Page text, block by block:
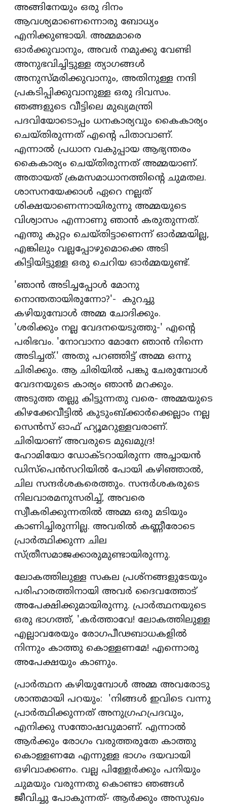
അങ്ങിനേയും ഒരു ദിനം
ആവശ്യമാണെന്നൊരു ബോധ്യം
എനിക്കുണ്ടായി. അമ്മമാരെ
ഓര്‍ക്കുവാനും, അവര്‍ നമുക്കു വേണ്ടി
അനുഭവിച്ചിട്ടുള്ള ത്യാഗങ്ങള്‍
അനുസ്മരിക്കുവാനും, അതിനുള്ള നന്ദി
പ്രകടിപ്പിക്കുവാനുള്ള ഒരു ദിവസം.
ഞങ്ങളുടെ വീട്ടിലെ മുഖ്യമന്ത്രി
പദവിയോടൊപ്പം ധനകാര്യവും കൈകാര്യം
ചെയ്തിരുന്നത് എന്റെ പിതാവാണ്.
എന്നാല്‍ പ്രധാന വകുപ്പായ ആഭ്യന്തരം
കൈകാര്യം ചെയ്തിരുന്നത് അമ്മയാണ്.
അതായത് ക്രമസമാധാനത്തിന്റെ ചുമതല.
ശാസനയേക്കാള്‍ ഏറെ നല്ലത്
ശിക്ഷയാണെന്നായിരുന്നു അമ്മയുടെ
വിശ്വാസം എന്നാണു ഞാന്‍ കരുതുന്നത്.
എന്തു കുറ്റം ചെയ്തിട്ടാണെന്ന് ഓര്‍മ്മയില്ല,
എങ്കിലും വല്ലപ്പോഴുമൊക്കെ അടി
കിട്ടിയിട്ടുള്ള ഒരു ചെറിയ ഓര്‍മ്മയുണ്ട്.
'ഞാന്‍ അടിച്ചപ്പോള്‍ മോനു
നൊന്തതായിരുന്നോ?'- കുറച്ചു
കഴിയുമ്പോള്‍ അമ്മ ചോദിക്കും.
'ശരിക്കും നല്ല വേദനയെടുത്തു-' എന്റെ
പരിഭവം. 'നോവാനാ മോനേ ഞാന്‍ നിന്നെ
അടിച്ചത്.' അതു പറഞ്ഞിട്ട് അമ്മ ഒന്നു
ചിരിക്കും. ആ ചിരിയില്‍ പങ്കു ചേരുമ്പോള്‍
വേദനയുടെ കാര്യം ഞാന്‍ മറക്കും.
അടുത്ത തല്ലു കിട്ടുന്നതു വരെ- അമ്മയുടെ
കിഴക്കേവീട്ടില്‍ കുടുംബ്ക്കാര്‍ക്കെല്ലാം നല്ല
സെന്‍സ് ഓഫ് ഹ്യൂമറുള്ളവരാണ്.
ചിരിയാണ് അവരുടെ മുഖമുദ്ര!
ഹോമിയോ ഡോക്ടറായിരുന്ന അച്ചായന്‍
ഡിസ്‌പെന്‍സറിയില്‍ പോയി കഴിഞ്ഞാല്‍,
ചില സന്ദര്‍ശകരെത്തും. സന്ദര്‍ശകരുടെ
നിലവാരമനുസരിച്ച്, അവരെ
സ്വീകരിക്കുന്നതില്‍ അമ്മ ഒരു മടിയും
കാണിച്ചിരുന്നില്ല. അവരില്‍ കണ്ണീരോടെ
പ്രാര്‍ത്ഥിക്കുന്ന ചില
സ്ത്രീസമാജക്കാരുമുണ്ടായിരുന്നു.
ലോകത്തിലുള്ള സകല പ്രശ്‌നങ്ങളുടേയും
പരിഹാരത്തിനായി അവര്‍ ദൈവത്തോട്
അപേക്ഷിക്കുമായിരുന്നു. പ്രാര്‍ത്ഥനയുടെ
ഒരു ഭാഗത്ത്, 'കര്‍ത്താവേ! ലോകത്തിലുള്ള
എല്ലാവരേയും രോഗപീഢബാധകളില്‍
നിന്നും കാത്തു കൊള്ളണമേ! എന്നൊരു
അപേക്ഷയും കാണും.
പ്രാര്‍ത്ഥന കഴിയുമ്പോള്‍ അമ്മ അവരോടു
ശാന്തമായി പറയും: 'നിങ്ങള്‍ ഇവിടെ വന്നു
പ്രാര്‍ത്ഥിക്കുന്നത് അനുഗ്രഹപ്രദവും,
എനിക്കു സന്തോഷവുമാണ്. എന്നാല്‍
ആര്‍ക്കും രോഗം വരുത്തരുതേ കാത്തു
കൊള്ളണമേ എന്നുള്ള ഭാഗം ദയവായി
ഒഴിവാക്കണം. വല്ല പിള്ളേര്‍ക്കും പനിയും
ചുമയും വരുന്നതു കൊണ്ടാ ഞങ്ങള്‍
ജീവിച്ചു പോകുന്നത്- ആര്‍ക്കും അസുഖം